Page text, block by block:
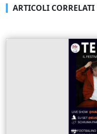
ARTICOLI CORRELATI